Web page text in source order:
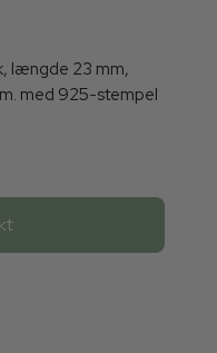
længde 23 mm,
med 925-stempel